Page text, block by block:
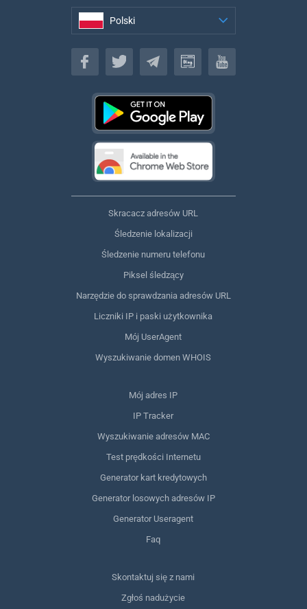
Polski
Polski
Skracacz adresów URL
Śledzenie lokalizacji
Śledzenie numeru telefonu
Piksel śledzący
Narzędzie do sprawdzania adresów URL
Liczniki IP i paski użytkownika
Mój UserAgent
Wyszukiwanie domen WHOIS
Mój adres IP
IP Tracker
Wyszukiwanie adresów MAC
Test prędkości Internetu
Generator kart kredytowych
Generator losowych adresów IP
Generator Useragent
Faq
Skontaktuj się z nami
Zgłoś nadużycie